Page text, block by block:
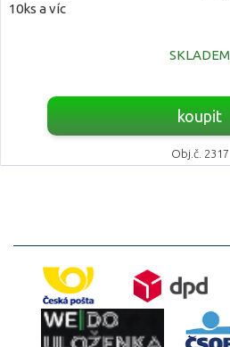
10ks a víc
SKLADEM
koupit
Obj.č. 2317